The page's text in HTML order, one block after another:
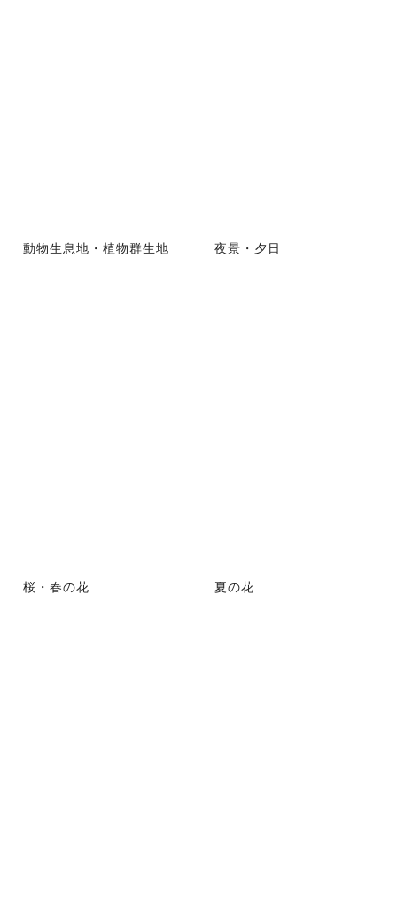
動物生息地・植物群生地 夜景・夕日
桜・春の花 夏の花